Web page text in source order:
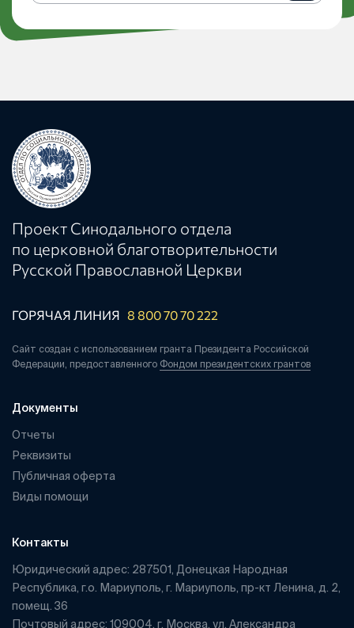
Проект Синодального отдела
по церковной благотворительности
Русской Православной Церкви
ГОРЯЧАЯ ЛИНИЯ 8 800 70 70 222
Сайт создан с использованием гранта Президента Российской
Федерации, предоставленного Фондом президентских грантов
Документы
Отчеты
Реквизиты
Публичная оферта
Виды помощи
Контакты
Юридический адрес: 287501, Донецкая Народная
Республика, г.о. Мариуполь, г. Мариуполь, пр-кт Ленина, д. 2,
помещ. 36
Почтовый адрес: 109004, г. Москва, ул. Александра